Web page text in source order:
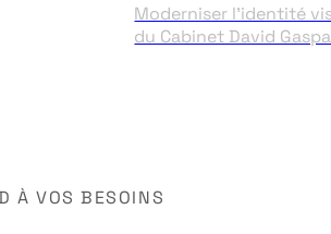
Moderniser l'identité
du Cabinet David
À VOS BESOINS